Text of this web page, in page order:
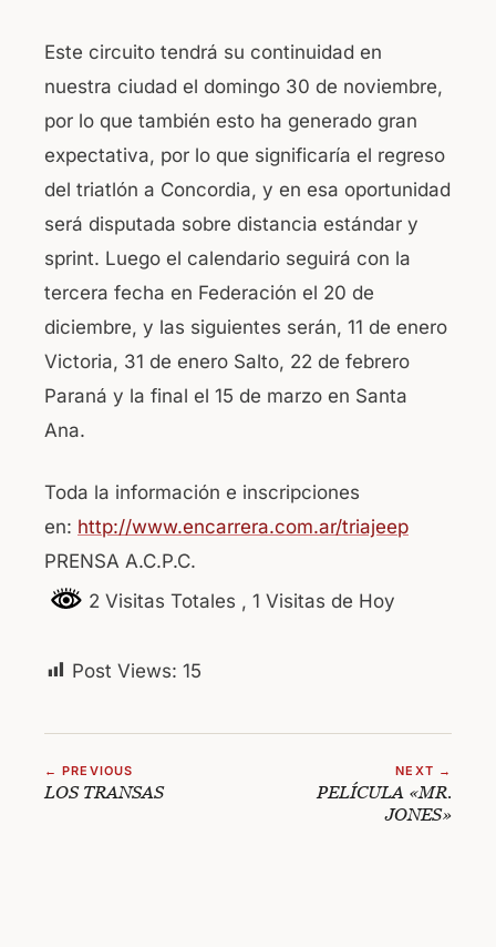
Este circuito tendrá su continuidad en
nuestra ciudad el domingo 30 de noviembre,
por lo que también esto ha generado gran
expectativa, por lo que significaría el regreso
del triatlón a Concordia, y en esa oportunidad
será disputada sobre distancia estándar y
sprint. Luego el calendario seguirá con la
tercera fecha en Federación el 20 de
diciembre, y las siguientes serán, 11 de enero
Victoria, 31 de enero Salto, 22 de febrero
Paraná y la final el 15 de marzo en Santa
Ana.
Toda la información e inscripciones
en: http://www.encarrera.com.ar/triajeep
PRENSA A.C.P.C.
2 Visitas Totales , 1 Visitas de Hoy
Post Views: 15
← PREVIOUS
LOS TRANSAS
NEXT →
PELÍCULA «MR.
JONES»